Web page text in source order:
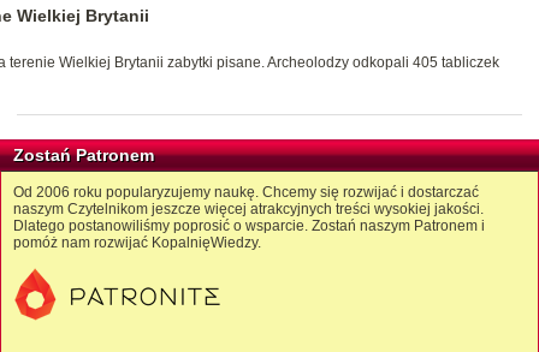
Wielkiej Brytanii
terenie Wielkiej Brytanii zabytki pisane. Archeolodzy odkopali 405 tabliczek
Zostań Patronem
Od 2006 roku popularyzujemy naukę. Chcemy się rozwijać i dostarczać
naszym Czytelnikom jeszcze więcej atrakcyjnych treści wysokiej jakości.
Dlatego postanowiliśmy poprosić o wsparcie. Zostań naszym Patronem i
pomóż nam rozwijać KopalnięWiedzy.